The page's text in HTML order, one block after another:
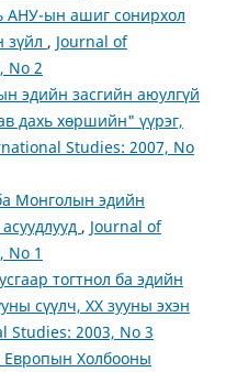
АНУ-ын ашиг сонирхол
зүйл , Journal of
No 2
эдийн засгийн аюулгүй
дахь хөршийн" үүрэг,
Studies: 2007, No
Монголын эдийн
, Journal of
No 1
тогтнол ба эдийн
сүүлч, XX зууны эхэн
Studies: 2003, No 3
Европын Холбооны